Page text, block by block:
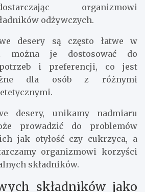
a utrzymanie
życia
dla osób, które dążą do
stylu życia. Dzięki nim
słodkościami bez wyrzutów
organizmowi
odżywczych.
desery są często łatwe w